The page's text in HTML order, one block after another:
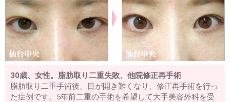
30歳、女性。脂肪取り二重失敗、他院修正再手術
脂肪取り二重手術後、目が開き難くなり、修正再手術を行っ
た症例です。5年前二重の手術を希望して大手美容外科を受